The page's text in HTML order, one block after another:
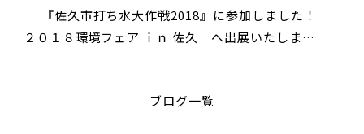
『佐久市打ち水大作戦2018』に参加しました！
ブログ一覧
２０１８環境フェア ｉｎ 佐久 へ出展いたしまし